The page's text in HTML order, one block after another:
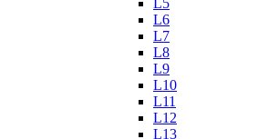
L5
L6
L7
L8
L9
L10
L11
L12
L13